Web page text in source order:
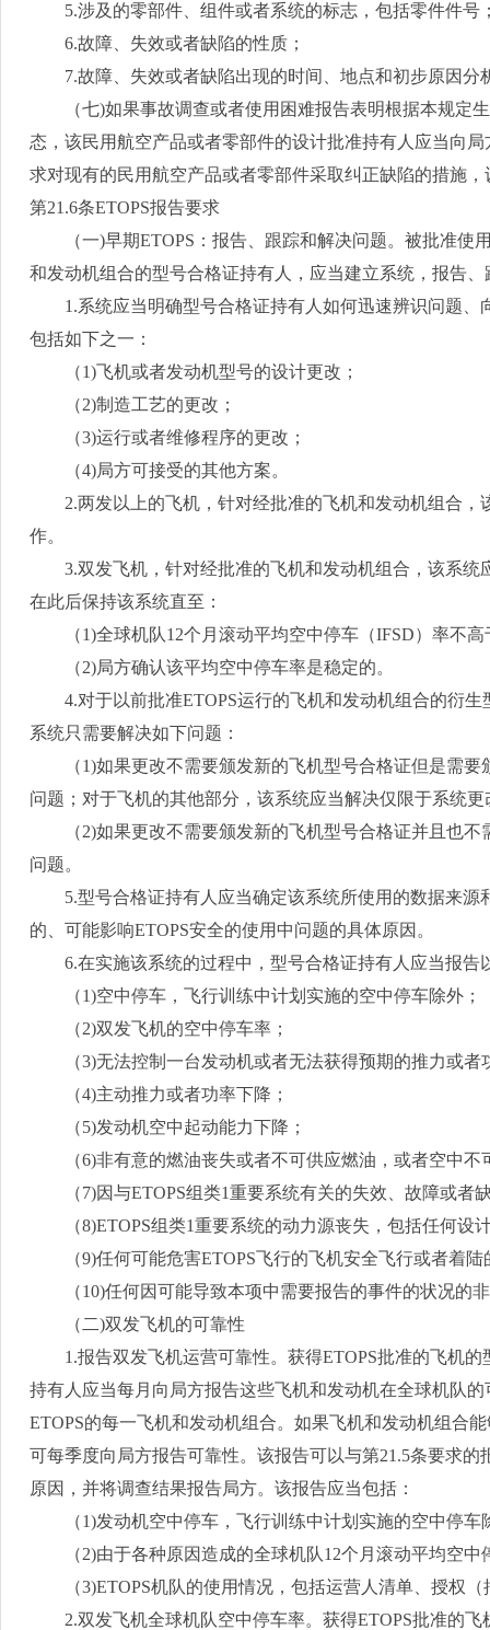
5.涉及的零部件、组件或者系统的标志，包括零件件号
6.故障、失效或者缺陷的性质；
7.故障、失效或者缺陷出现的时间、地点和初步原因分
（七)如果事故调查或者使用困难报告表明根据本规定
态，该民用航空产品或者零部件的设计批准持有人应当向
求对现有的民用航空产品或者零部件采取纠正缺陷的措施
第21.6条ETOPS报告要求
（一)早期ETOPS ：报告、跟踪和解决问题。被批准使
和发动机组合的型号合格证持有人，应当建立系统，报告
1.系统应当明确型号合格证持有人如何迅速辨识问题
包括如下之一：
（1)飞机或者发动机型号的设计更改；
（2)制造工艺的更改；
（3)运行或者维修程序的更改；
（4)局方可接受的其他方案。
2.两发以上的飞机，针对经批准的飞机和发动机组合
作。
3.双发飞机，针对经批准的飞机和发动机组合，该系
在此后保持该系统直至：
（1)全球机队12个月滚动平均空中停车（IFSD）率不
（2)局方确认该平均空中停车率是稳定的。
4.对于以前批准ETOPS运行的飞机和发动机组合的衍
系统只需要解决如下问题：
（1)如果更改不需要颁发新的飞机型号合格证但是需
问题；对于飞机的其他部分，该系统应当解决仅限于系统
（2)如果更改不需要颁发新的飞机型号合格证并且也
问题。
5.型号合格证持有人应当确定该系统所使用的数据来
的、可能影响ETOPS安全的使用中问题的具体原因。
6.在实施该系统的过程中，型号合格证持有人应当报告
（1)空中停车，飞行训练中计划实施的空中停车除外；
（2)双发飞机的空中停车率；
（3)无法控制一台发动机或者无法获得预期的推力或者
（4)主动推力或者功率下降；
（5)发动机空中起动能力下降；
（6)非有意的燃油丧失或者不可供应燃油，或者空中不
（7)因与ETOPS组类1重要系统有关的失效、故障或者
（8)ETOPS组类1重要系统的动力源丧失，包括任何设
（9)任何可能危害ETOPS飞行的飞机安全飞行或者着陆
（10)任何因可能导致本项中需要报告的事件的状况的
（二)双发飞机的可靠性
1.报告双发飞机运营可靠性。获得ETOPS批准的飞机的
持有人应当每月向局方报告这些飞机和发动机在全球机队
ETOPS的每一飞机和发动机组合。如果飞机和发动机组合
可每季度向局方报告可靠性。该报告可以与第21.5条要求的
原因，并将调查结果报告局方。该报告应当包括：
（1)发动机空中停车，飞行训练中计划实施的空中停车
（2)由于各种原因造成的全球机队12个月滚动平均空中
（3)ETOPS机队的使用情况，包括运营人清单、授权（
2.双发飞机全球机队空中停车率。获得ETOPS批准的飞